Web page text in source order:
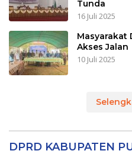
Tunda
16 Juli 2025
Masyarakat
Akses Jalan
10 Juli 2025
DPRD KABUPATEN